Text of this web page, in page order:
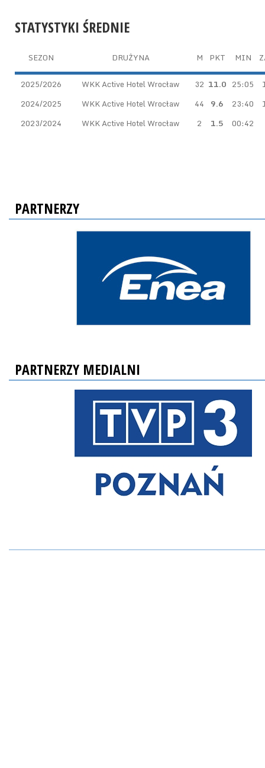
STATYSTYKI ŚREDNIE
SEZON DRUŻYNA M PKT MIN
2025/2026 WKK Active Hotel Wrocław 32 11.0 25:05
2024/2025
WKK Active Hotel Wrocław 44 9.6 23:40
2023/2024
WKK Active Hotel Wrocław 2 1.5 00:42
PARTNERZY
PARTNERZY MEDIALNI